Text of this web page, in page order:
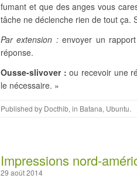
fumant et que des anges vous
tâche ne déclenche rien de tout ça.
Par extension :envoyer un
réponse.
Ousse-slivover : ou recevoir une
le nécessaire. »
Published by Docthib, in Batana, Ubuntu.
Impressions nord-
29 août 2014